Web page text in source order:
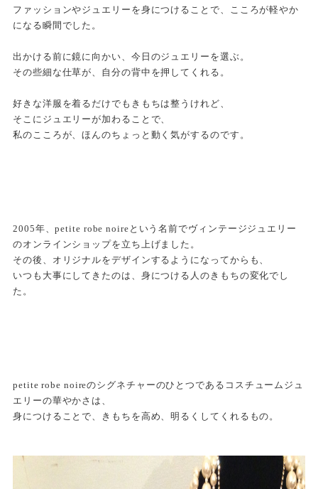
ファッションやジュエリーを身につけることで、こころが軽やか
になる瞬間でした。
出かける前に鏡に向かい、今日のジュエリーを選ぶ。
その些細な仕草が、自分の背中を押してくれる。
好きな洋服を着るだけでもきもちは整うけれど、
そこにジュエリーが加わることで、
私のこころが、ほんのちょっと動く気がするのです。
2005年、petite robe noireという名前でヴィンテージジュエリー
のオンラインショップを立ち上げました。
その後、オリジナルをデザインするようになってからも、
いつも大事にしてきたのは、身につける人のきもちの変化でし
た。
petite robe noireのシグネチャーのひとつであるコスチュームジュ
エリーの華やかさは、
身につけることで、きもちを高め、明るくしてくれるもの。